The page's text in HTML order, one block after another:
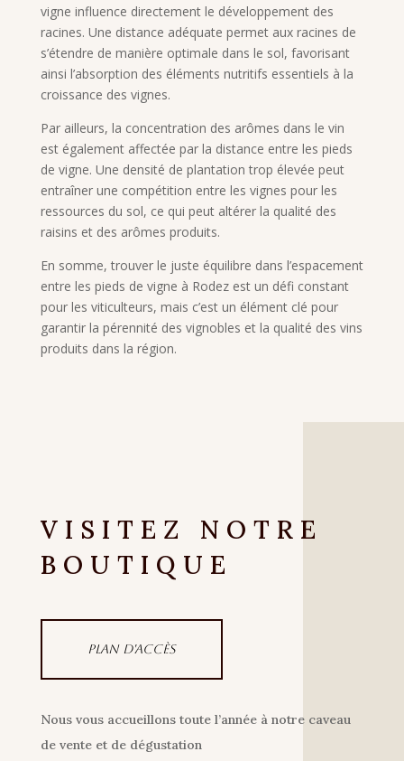
vigne influence directement le développement des
racines. Une distance adéquate permet aux racines de
s’étendre de manière optimale dans le sol, favorisant
ainsi l’absorption des éléments nutritifs essentiels à la
croissance des vignes.
Par ailleurs, la concentration des arômes dans le vin
est également affectée par la distance entre les pieds
de vigne. Une densité de plantation trop élevée peut
entraîner une compétition entre les vignes pour les
ressources du sol, ce qui peut altérer la qualité des
raisins et des arômes produits.
En somme, trouver le juste équilibre dans l’espacement
entre les pieds de vigne à Rodez est un défi constant
pour les viticulteurs, mais c’est un élément clé pour
garantir la pérennité des vignobles et la qualité des vins
produits dans la région.
VISITEZ NOTRE
BOUTIQUE
Plan d'accès
Nous vous accueillons toute l’année à notre caveau
de vente et de dégustation